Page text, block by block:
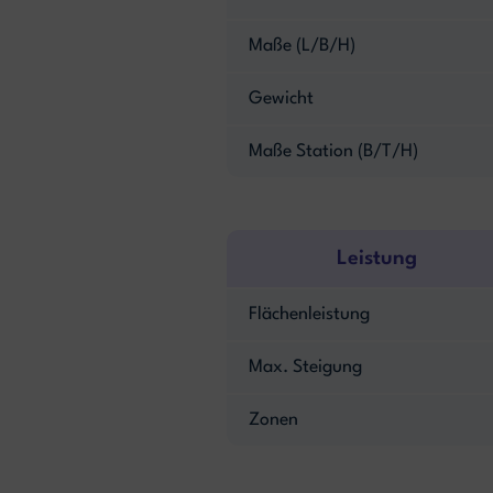
Maße (L/B/H)
Gewicht
Maße Station (B/T/H)
Leistung
Flächenleistung
Max. Steigung
Zonen